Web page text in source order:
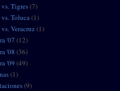
Tigres(7)
Toluca(1)
Veracruz(1)
'07 (12)
'08 (36)
'09 (49)
(1)
(9)